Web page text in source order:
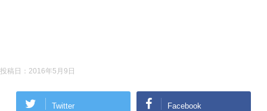
投稿日： 2016年5月9日
Twitter Facebook